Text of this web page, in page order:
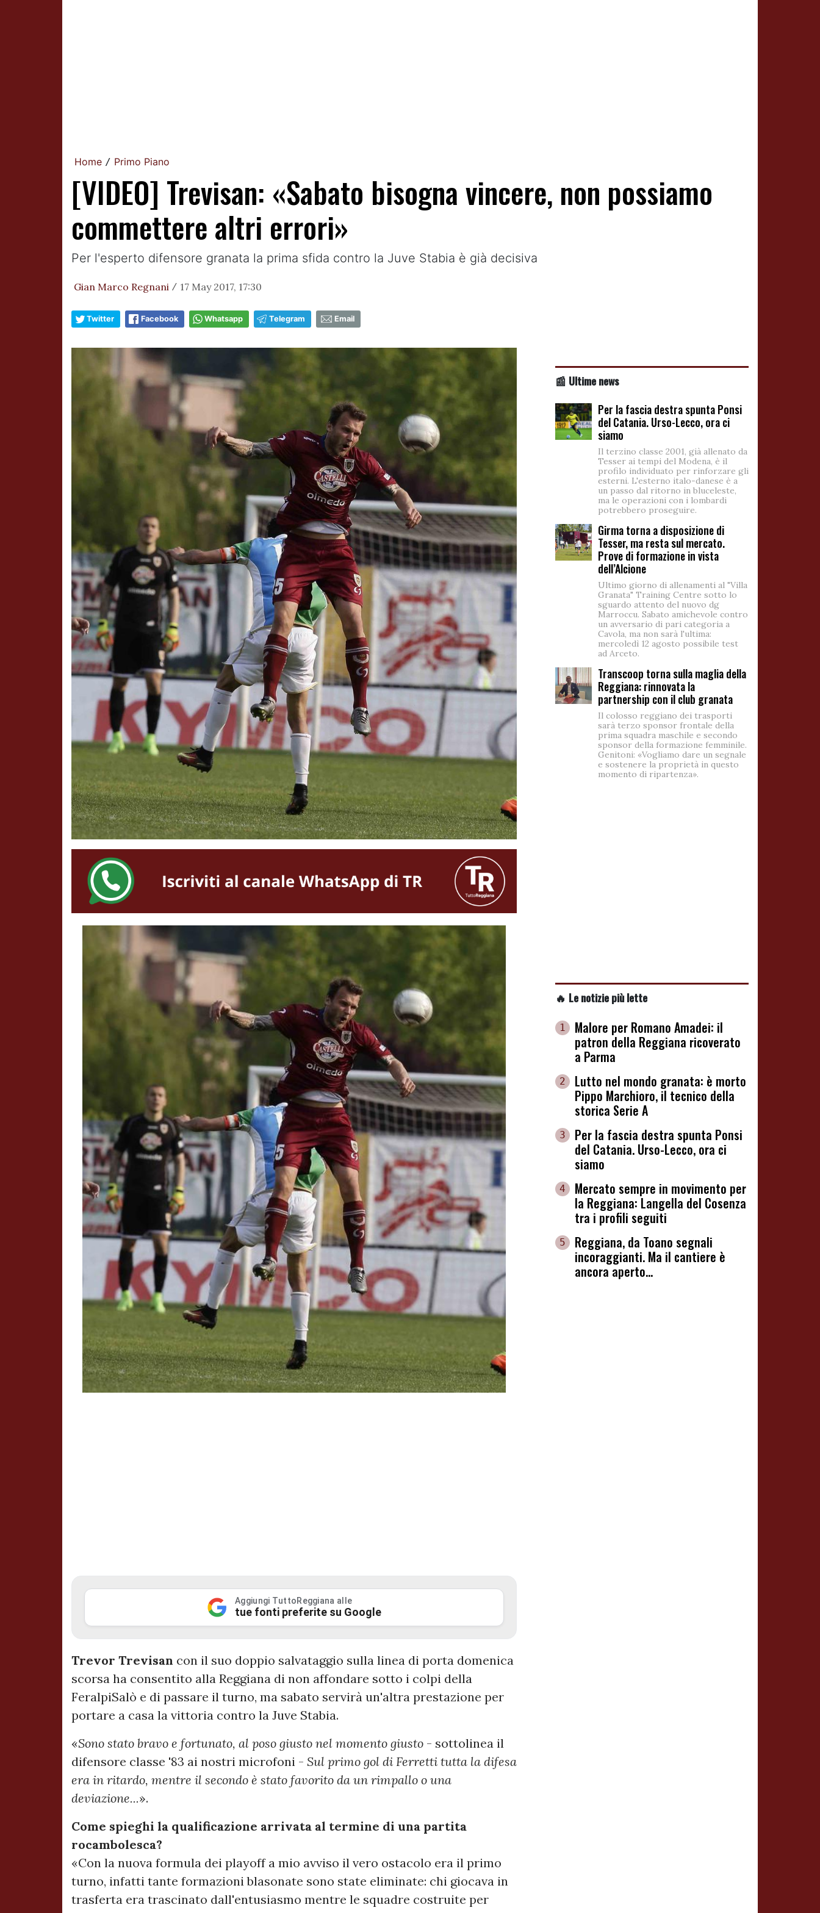
Home / Primo Piano
[VIDEO] Trevisan: «Sabato bisogna vincere, non possiamo
commettere altri errori»
Per l'esperto difensore granata la prima sfida contro la Juve Stabia è già decisiva
Gian Marco Regnani / 17 May 2017, 17:30
Twitter Facebook Whatsapp Telegram Email
Aggiungi TuttoReggiana alle
tue fonti preferite su Google
Trevor Trevisan con il suo doppio salvataggio sulla linea di porta domenica
scorsa ha consentito alla Reggiana di non affondare sotto i colpi della
FeralpiSalò e di passare il turno, ma sabato servirà un'altra prestazione per
portare a casa la vittoria contro la Juve Stabia.
«Sono stato bravo e fortunato, al poso giusto nel momento giusto - sottolinea il
difensore classe '83 ai nostri microfoni - Sul primo gol di Ferretti tutta la difesa
era in ritardo, mentre il secondo è stato favorito da un rimpallo o una
deviazione...».
Come spieghi la qualificazione arrivata al termine di una partita
rocambolesca?
«Con la nuova formula dei playoff a mio avviso il vero ostacolo era il primo
turno, infatti tante formazioni blasonate sono state eliminate: chi giocava in
trasferta era trascinato dall'entusiasmo mentre le squadre costruite per
📰 Ultime news
Per la fascia destra spunta Ponsi
del Catania. Urso-Lecco, ora ci
siamo
Il terzino classe 2001, già allenato da
Tesser ai tempi del Modena, è il
profilo individuato per rinforzare gli
esterni. L'esterno italo-danese è a
un passo dal ritorno in bluceleste,
ma le operazioni con i lombardi
potrebbero proseguire.
Girma torna a disposizione di
Tesser, ma resta sul mercato.
Prove di formazione in vista
dell’Alcione
Ultimo giorno di allenamenti al "Villa
Granata" Training Centre sotto lo
sguardo attento del nuovo dg
Marroccu. Sabato amichevole contro
un avversario di pari categoria a
Cavola, ma non sarà l'ultima:
mercoledì 12 agosto possibile test
ad Arceto.
Transcoop torna sulla maglia della
Reggiana: rinnovata la
partnership con il club granata
Il colosso reggiano dei trasporti
sarà terzo sponsor frontale della
prima squadra maschile e secondo
sponsor della formazione femminile.
Genitoni: «Vogliamo dare un segnale
e sostenere la proprietà in questo
momento di ripartenza».
🔥 Le notizie più lette
1
Malore per Romano Amadei: il
patron della Reggiana ricoverato
a Parma
2
Lutto nel mondo granata: è morto
Pippo Marchioro, il tecnico della
storica Serie A
3
Per la fascia destra spunta Ponsi
del Catania. Urso-Lecco, ora ci
siamo
4
Mercato sempre in movimento per
la Reggiana: Langella del Cosenza
tra i profili seguiti
5
Reggiana, da Toano segnali
incoraggianti. Ma il cantiere è
ancora aperto...